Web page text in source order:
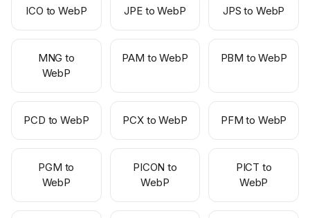
ICO to WebP JPE to WebP JPS to WebP
MNG to
WebP
PAM to WebP PBM to WebP
PCD to WebP PCX to WebP PFM to WebP
PGM to
WebP
PICON to
WebP
PICT to
WebP